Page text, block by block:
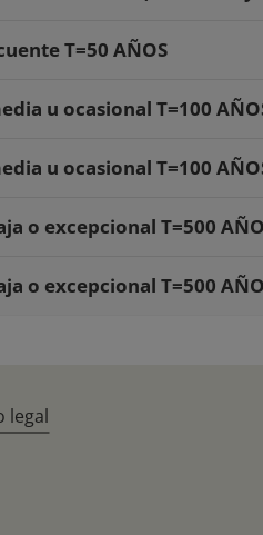
T=50 AÑOS
u ocasional T=100
u ocasional T=100
o excepcional T=500
o excepcional T=500
legal